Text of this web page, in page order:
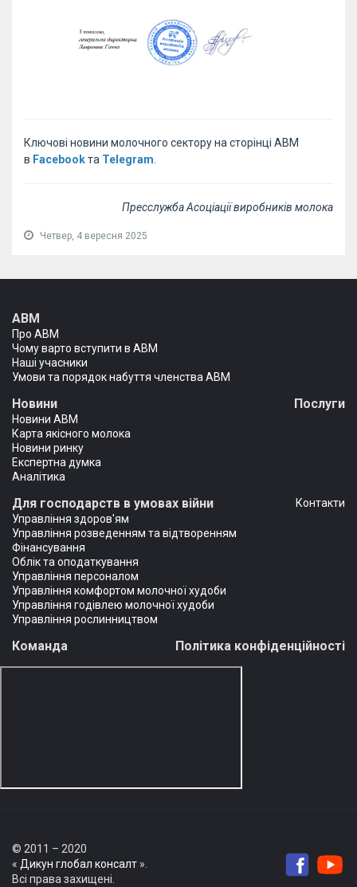
Ключові новини молочного сектору на сторінці АВМ
в Facebookта Telegram
Пресслужба Асоціації виробників молока
Четвер, 4 вересня 2025
АВМ
Про АВМ
Чому варто вступити в АВМ
Наші учасники
Умови та порядок набуття членства АВМ
Новини
Новини АВМ
Карта якісного молока
Новини ринку
Експертна думка
Аналітика
Послуги
Для господарств в умовах війни
Управління здоров'ям
Управління розведенням та відтворенням
Фінансування
Облік та оподаткування
Управління персоналом
Управління комфортом молочної худоби
Управління годівлею молочної худоби
Управління рослинництвом
Контакти
Команда Політика конфіденційності
© 2011 – 2020
« Дикун глобал консалт ».
Всі права захищені.